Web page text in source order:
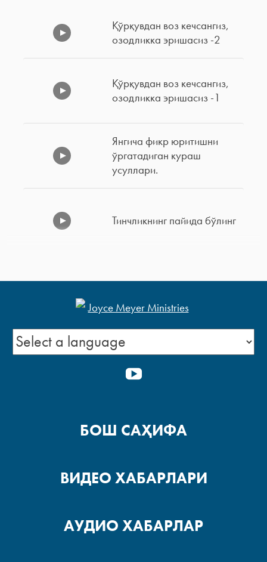
Қўрқувдан воз кечсангиз,
озодликка эришасиз -2
Қўрқувдан воз кечсангиз,
озодликка эришасиз -1
Янгича фикр юритишни
ўргатадиган кураш
усуллари.
Тинчликнинг пайида бўлинг
«Бизнинг Осмондаги
БОШ САҲИФА
ВИДЕО ХАБАРЛАРИ
АУДИО ХАБАРЛАР